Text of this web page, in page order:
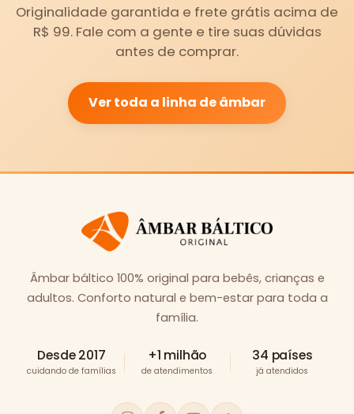
Originalidade garantida e frete grátis acima de
R$ 99. Fale com a gente e tire suas dúvidas
antes de comprar.
Ver toda a linha de âmbar
Âmbar báltico 100% original para bebês, crianças e
adultos. Conforto natural e bem-estar para toda a
família.
Desde 2017
cuidando de famílias
+1 milhão
de atendimentos
34 países
já atendidos